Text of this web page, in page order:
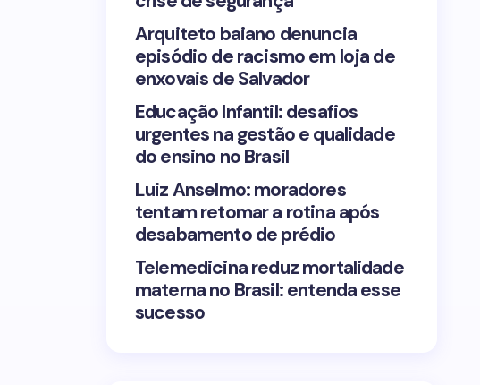
Arquiteto baiano denuncia
episódio de racismo em loja de
enxovais de Salvador
Educação Infantil: desafios
urgentes na gestão e qualidade
do ensino no Brasil
Luiz Anselmo: moradores
tentam retomar a rotina após
desabamento de prédio
Telemedicina reduz mortalidade
materna no Brasil: entenda esse
sucesso